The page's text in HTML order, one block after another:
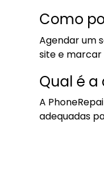
Como
Agendar um
site e marcar
Qual é a
A
adequadas